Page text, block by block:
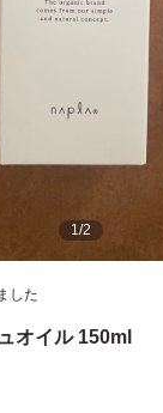
1/2
した
オイル 150ml